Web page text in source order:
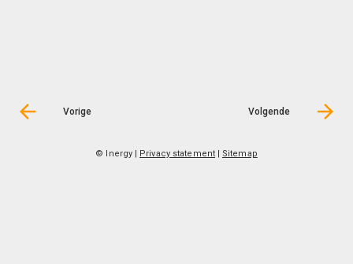
Vorige Volgende
© Inergy | Privacy statement| Sitemap